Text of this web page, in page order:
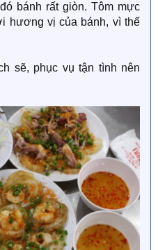
bánh rất giòn. Tôm mực
hương vị của bánh, vì thế
sẽ, phục vụ tận tình nên